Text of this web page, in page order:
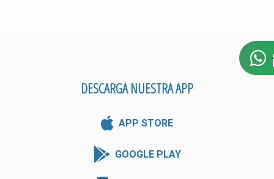
DESCARGA NUESTRA APP
APP STORE
GOOGLE PLAY